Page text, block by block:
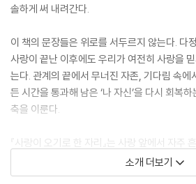
솔하게 써 내려간다.
이 책의 문장들은 위로를 서두르지 않는다. 다
사랑이 끝난 이후에도 우리가 여전히 사랑을
는다. 관계의 끝에서 무너진 자존, 기다림 속에
든 시간을 통과해 남은 ‘나 자신’을 다시 회복
축을 이룬다.
『사랑이 오기로 한 자리』는 사랑 앞에서 자주
이들에게, 이 책은 말한다. 오지 않은 사랑의
하나의 진실이었다고.
소개 더보기